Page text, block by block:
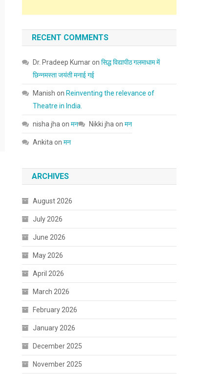
RECENT COMMENTS
Dr. Pradeep Kumaronसिद्ध विद्यापीठ गलमाधाम में
छिन्नमस्ता जयंती मनाई गई
Manish on Reinventing the relevance of
Theatre in India.
nisha jha onमन Nikki jha onमन
Ankita onमन
ARCHIVES
August 2026
July 2026
June 2026
May 2026
April 2026
March 2026
February 2026
January 2026
December 2025
November 2025